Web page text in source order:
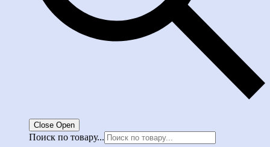
Close Open
Поиск по товару...